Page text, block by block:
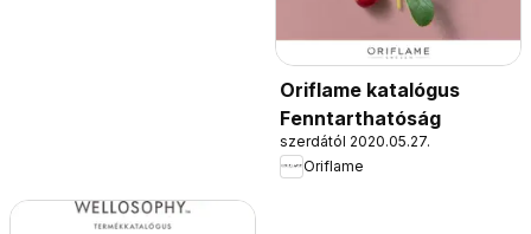
Oriflame katalógus
Fenntarthatóság
szerdától 2020.05.27.
Oriflame